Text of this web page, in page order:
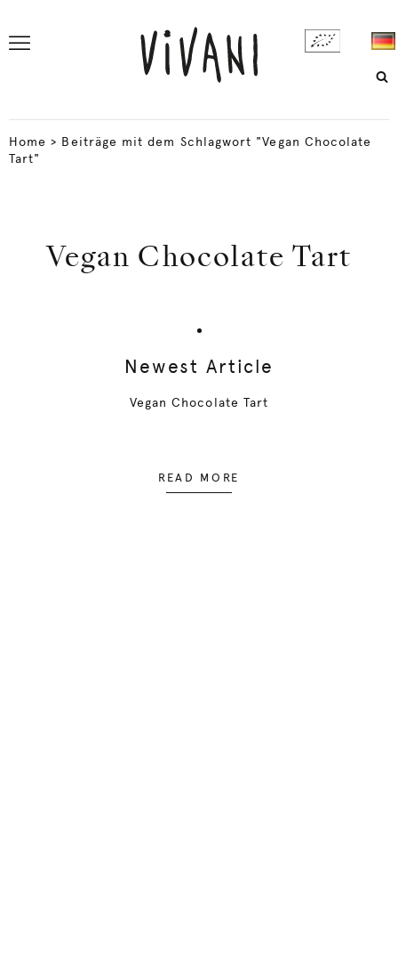
Home > Beiträge mit dem Schlagwort "Vegan Chocolate
Tart"
Vegan Chocolate Tart
Newest Article
Vegan Chocolate Tart
READ MORE